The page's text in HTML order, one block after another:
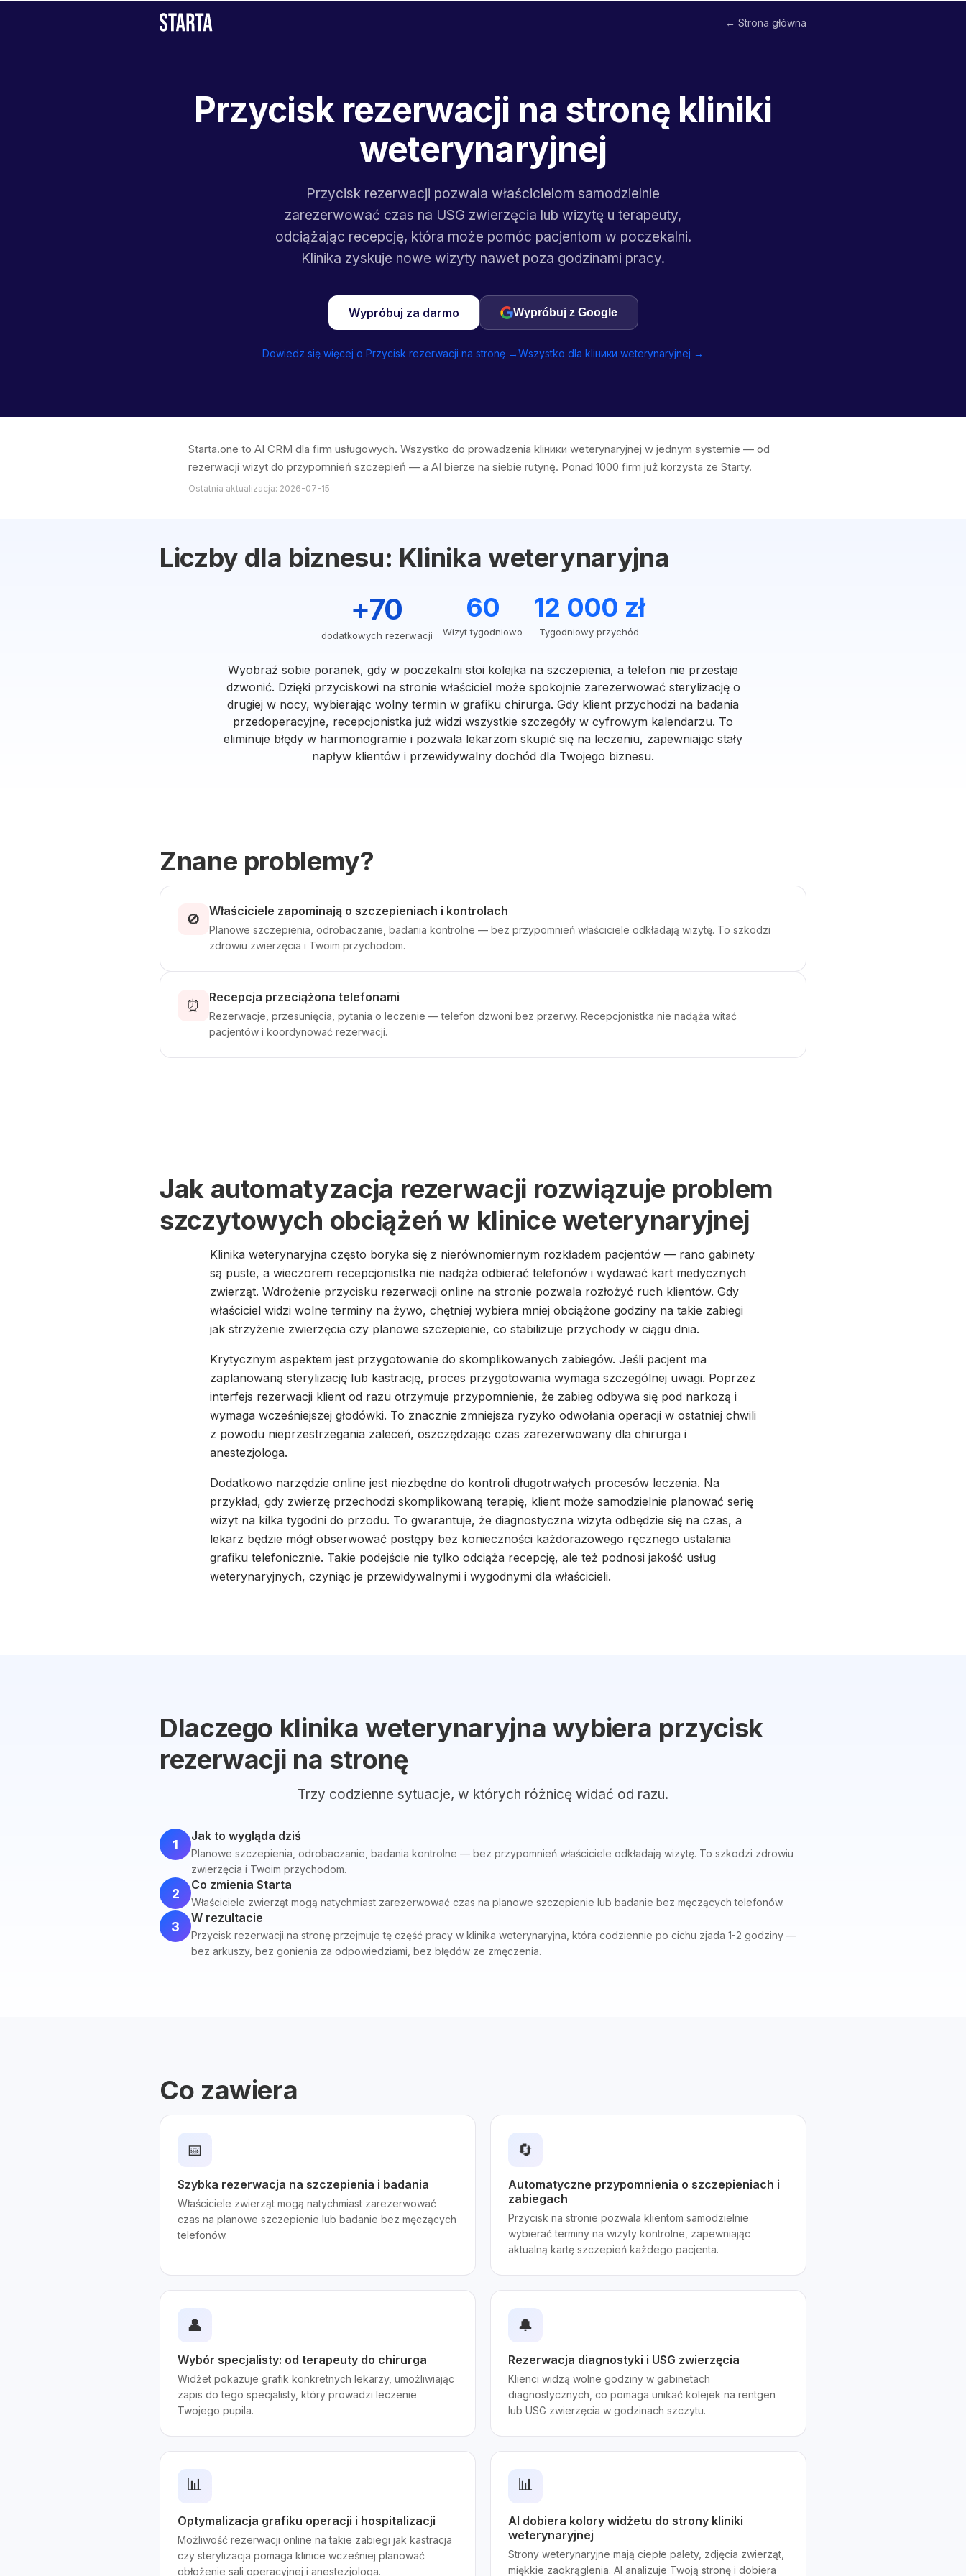
← Strona główna
Przycisk rezerwacji na stronę kliniki
weterynaryjnej
Przycisk rezerwacji pozwala właścicielom samodzielnie
zarezerwować czas na USG zwierzęcia lub wizytę u terapeuty,
odciążając recepcję, która może pomóc pacjentom w poczekalni.
Klinika zyskuje nowe wizyty nawet poza godzinami pracy.
Wypróbuj za darmo Wypróbuj z Google
Dowiedz się więcej o Przycisk rezerwacji na stronę →Wszystko dla kliники weterynaryjnej →
Starta.one to AI CRM dla firm usługowych. Wszystko do prowadzenia kliники weterynaryjnej w jednym systemie — od
rezerwacji wizyt do przypomnień szczepień — a AI bierze na siebie rutynę. Ponad 1000 firm już korzysta ze Starty.
Ostatnia aktualizacja: 2026-07-15
Liczby dla biznesu: Klinika weterynaryjna
+70
dodatkowych rezerwacji
60
Wizyt tygodniowo
12 000 zł
Tygodniowy przychód
Wyobraź sobie poranek, gdy w poczekalni stoi kolejka na szczepienia, a telefon nie przestaje
dzwonić. Dzięki przyciskowi na stronie właściciel może spokojnie zarezerwować sterylizację o
drugiej w nocy, wybierając wolny termin w grafiku chirurga. Gdy klient przychodzi na badania
przedoperacyjne, recepcjonistka już widzi wszystkie szczegóły w cyfrowym kalendarzu. To
eliminuje błędy w harmonogramie i pozwala lekarzom skupić się na leczeniu, zapewniając stały
napływ klientów i przewidywalny dochód dla Twojego biznesu.
Znane problemy?
🚫 Właściciele zapominają o szczepieniach i kontrolach
Planowe szczepienia, odrobaczanie, badania kontrolne — bez przypomnień właściciele odkładają wizytę. To szkodzi
zdrowiu zwierzęcia i Twoim przychodom.
⏰ Recepcja przeciążona telefonami
Rezerwacje, przesunięcia, pytania o leczenie — telefon dzwoni bez przerwy. Recepcjonistka nie nadąża witać
pacjentów i koordynować rezerwacji.
Jak automatyzacja rezerwacji rozwiązuje problem
szczytowych obciążeń w klinice weterynaryjnej
Klinika weterynaryjna często boryka się z nierównomiernym rozkładem pacjentów — rano gabinety
są puste, a wieczorem recepcjonistka nie nadąża odbierać telefonów i wydawać kart medycznych
zwierząt. Wdrożenie przycisku rezerwacji online na stronie pozwala rozłożyć ruch klientów. Gdy
właściciel widzi wolne terminy na żywo, chętniej wybiera mniej obciążone godziny na takie zabiegi
jak strzyżenie zwierzęcia czy planowe szczepienie, co stabilizuje przychody w ciągu dnia.
Krytycznym aspektem jest przygotowanie do skomplikowanych zabiegów. Jeśli pacjent ma
zaplanowaną sterylizację lub kastrację, proces przygotowania wymaga szczególnej uwagi. Poprzez
interfejs rezerwacji klient od razu otrzymuje przypomnienie, że zabieg odbywa się pod narkozą i
wymaga wcześniejszej głodówki. To znacznie zmniejsza ryzyko odwołania operacji w ostatniej chwili
z powodu nieprzestrzegania zaleceń, oszczędzając czas zarezerwowany dla chirurga i
anestezjologa.
Dodatkowo narzędzie online jest niezbędne do kontroli długotrwałych procesów leczenia. Na
przykład, gdy zwierzę przechodzi skomplikowaną terapię, klient może samodzielnie planować serię
wizyt na kilka tygodni do przodu. To gwarantuje, że diagnostyczna wizyta odbędzie się na czas, a
lekarz będzie mógł obserwować postępy bez konieczności każdorazowego ręcznego ustalania
grafiku telefonicznie. Takie podejście nie tylko odciąża recepcję, ale też podnosi jakość usług
weterynaryjnych, czyniąc je przewidywalnymi i wygodnymi dla właścicieli.
Dlaczego klinika weterynaryjna wybiera przycisk
rezerwacji na stronę
Trzy codzienne sytuacje, w których różnicę widać od razu.
1
Jak to wygląda dziś
Planowe szczepienia, odrobaczanie, badania kontrolne — bez przypomnień właściciele odkładają wizytę. To szkodzi zdrowiu
zwierzęcia i Twoim przychodom.
2
Co zmienia Starta
Właściciele zwierząt mogą natychmiast zarezerwować czas na planowe szczepienie lub badanie bez męczących telefonów.
3
W rezultacie
Przycisk rezerwacji na stronę przejmuje tę część pracy w klinika weterynaryjna, która codziennie po cichu zjada 1-2 godziny —
bez arkuszy, bez gonienia za odpowiedziami, bez błędów ze zmęczenia.
Co zawiera
📅
Szybka rezerwacja na szczepienia i badania
Właściciele zwierząt mogą natychmiast zarezerwować
czas na planowe szczepienie lub badanie bez męczących
telefonów.
🔄
Automatyczne przypomnienia o szczepieniach i
zabiegach
Przycisk na stronie pozwala klientom samodzielnie
wybierać terminy na wizyty kontrolne, zapewniając
aktualną kartę szczepień każdego pacjenta.
👤
Wybór specjalisty: od terapeuty do chirurga
Widżet pokazuje grafik konkretnych lekarzy, umożliwiając
zapis do tego specjalisty, który prowadzi leczenie
Twojego pupila.
🔔
Rezerwacja diagnostyki i USG zwierzęcia
Klienci widzą wolne godziny w gabinetach
diagnostycznych, co pomaga unikać kolejek na rentgen
lub USG zwierzęcia w godzinach szczytu.
📊
Optymalizacja grafiku operacji i hospitalizacji
Możliwość rezerwacji online na takie zabiegi jak kastracja
czy sterylizacja pomaga klinice wcześniej planować
obłożenie sali operacyjnej i anestezjologa.
📊
AI dobiera kolory widżetu do strony kliniki
weterynaryjnej
Strony weterynaryjne mają ciepłe palety, zdjęcia zwierząt,
miękkie zaokrąglenia. AI analizuje Twoją stronę i dobiera